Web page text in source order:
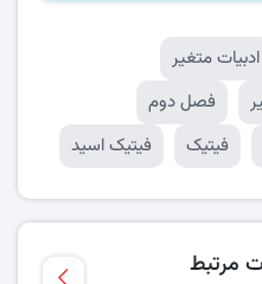
ادبیات متغیر
فصل دوم
فیتیک فیتیک اسید
مرتبط